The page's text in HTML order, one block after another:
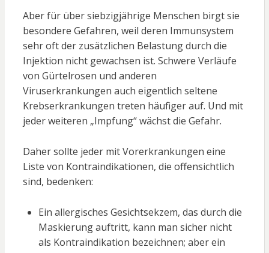
Aber für über siebzigjährige Menschen birgt sie
besondere Gefahren, weil deren Immunsystem
sehr oft der zusätzlichen Belastung durch die
Injektion nicht gewachsen ist. Schwere Verläufe
von Gürtelrosen und anderen
Viruserkrankungen auch eigentlich seltene
Krebserkrankungen treten häufiger auf. Und mit
jeder weiteren „Impfung“ wächst die Gefahr.
Daher sollte jeder mit Vorerkrankungen eine
Liste von Kontraindikationen, die offensichtlich
sind, bedenken:
Ein allergisches Gesichtsekzem, das durch die
Maskierung auftritt, kann man sicher nicht
als Kontraindikation bezeichnen; aber ein